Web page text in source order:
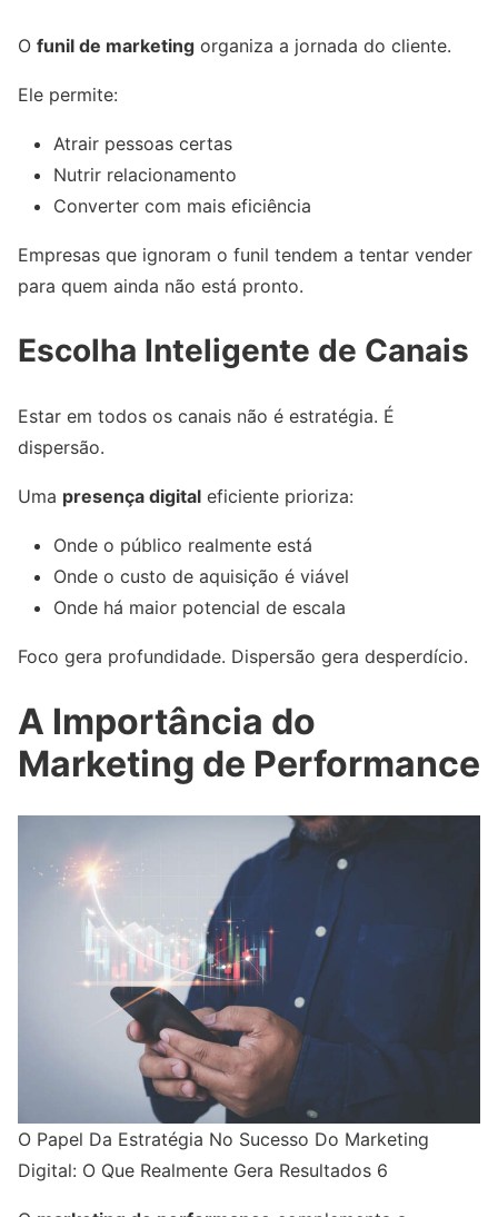
O funil de marketing organiza a jornada do cliente.
Ele permite:
Atrair pessoas certas
Nutrir relacionamento
Converter com mais eficiência
Empresas que ignoram o funil tendem a tentar vender
para quem ainda não está pronto.
Escolha Inteligente de Canais
Estar em todos os canais não é estratégia. É
dispersão.
Uma presença digital eficiente prioriza:
Onde o público realmente está
Onde o custo de aquisição é viável
Onde há maior potencial de escala
Foco gera profundidade. Dispersão gera desperdício.
A Importância do
Marketing de Performance
O Papel Da Estratégia No Sucesso Do Marketing
Digital: O Que Realmente Gera Resultados 6